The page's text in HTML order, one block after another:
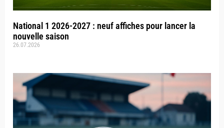
National 1 2026-2027 : neuf affiches pour lancer la
nouvelle saison
26.07.2026